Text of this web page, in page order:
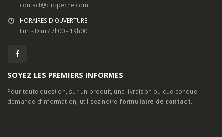
contact@clic-peche.com
HORAIRES D'OUVERTURE:
Lun - Dim / 7h00 - 19h00
SOYEZ LES PREMIERS INFORMES
Pour toute question, sur un produit, une livraison ou quelconque
demande d’information, utilisez notre formulaire de contact.